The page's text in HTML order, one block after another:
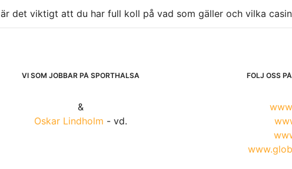
är det viktigt att du har full koll på vad som gäller och vilka
VI SOM JOBBAR PÅ SPORTHÄLSA
&
Oskar Lindholm - vd.
FÖLJ OSS